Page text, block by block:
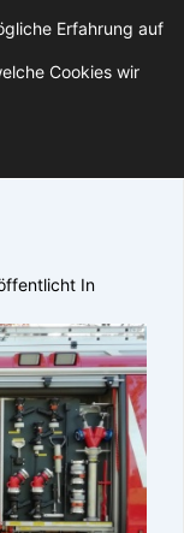
In
Erfahrung auf
Cookies wir